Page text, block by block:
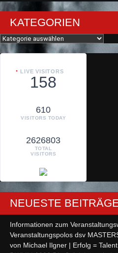
KATEGORIEN
Kategorien
LIVE VISITORS
158
610
VISITORS TODAY
2626803
TOTAL
VISITORS
NEUESTE
Informationen zum
Veranstaltungspolos dsv
von Michael Ilgner | Erfolg =